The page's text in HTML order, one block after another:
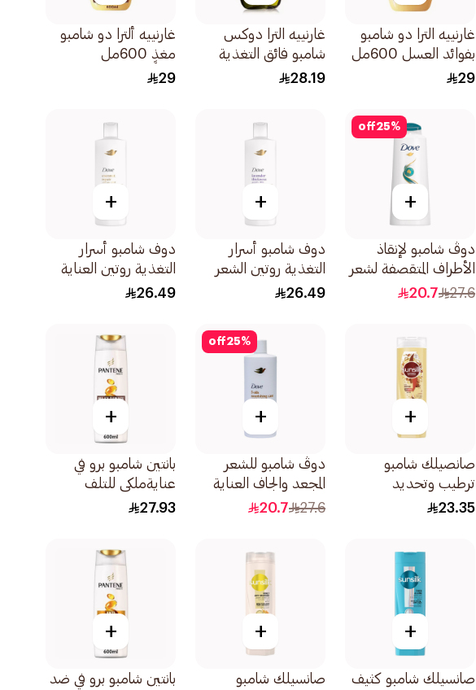
غارنييه الترا دو شامبو
بفوائد العسل 600مل
29
غارنييه الترا دوكس
شامبو فائق التغذية
والإصلاح بالزيتون
28.19
غارنييه ألترا دو شامبو
مغذٍ 600مل
29
25%
off
+
دوڤ شامبو لإنقاذ
الأطراف المتقصفة لشعر
صحي المظهر بنسبة تصل
27.6
20.7
+
دوف شامبو أسرار
التغذية روتين الشعر
الكثيف بزيت الخزامى
26.49
+
دوف شامبو أسرار
التغذية روتين العناية
بالتلف بزيت جوز الهند
26.49
+
صانصيلك شامبو
ترطيب وتحديد
الخصلات المتموجة
23.35
25%
off
+
دوڤ شامبو للشعر
المجعد والجاف العناية
بالزيت المغذي لشعر أكثر
27.6
20.7
+
بانتين شامبو برو في
عنايةملكي للتلف
600مل
27.93
+
صانسيلك شامبو كثيف
+
صانسيلك شامبو
+
بانتين شامبو برو في ضد